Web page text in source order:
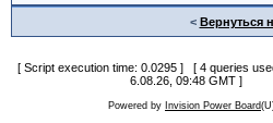
< Вернуться
[ Script execution time: 0.0295 ] [ 4 queries
6.08.26, 09:48 GMT ]
Powered by Invision Power Board